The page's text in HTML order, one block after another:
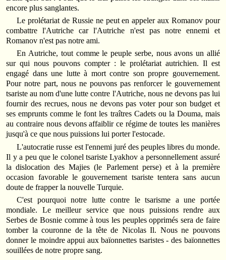
encore plus sanglantes.
Le prolétariat de Russie ne peut en appeler aux Romanov pour
combattre l'Autriche car l'Autriche n'est pas notre ennemi et
Romanov n'est pas notre ami.
En Autriche, tout comme le peuple serbe, nous avons un allié
sur qui nous pouvons compter : le prolétariat autrichien. Il est
engagé dans une lutte à mort contre son propre gouvernement.
Pour notre part, nous ne pouvons pas renforcer le gouvernement
tsariste au nom d'une lutte contre l'Autriche, nous ne devons pas lui
fournir des recrues, nous ne devons pas voter pour son budget et
ses emprunts comme le font les traîtres Cadets ou la Douma, mais
au contraire nous devons affaiblir ce régime de toutes les manières
jusqu'à ce que nous puissions lui porter l'estocade.
L'autocratie russe est l'ennemi juré des peuples libres du monde.
Il y a peu que le colonel tsariste Lyakhov a personnellement assuré
la dislocation des Majies (le Parlement perse) et à la première
occasion favorable le gouvernement tsariste tentera sans aucun
doute de frapper la nouvelle Turquie.
C'est pourquoi notre lutte contre le tsarisme a une portée
mondiale. Le meilleur service que nous puissions rendre aux
Serbes de Bosnie comme à tous les peuples opprimés sera de faire
tomber la couronne de la tête de Nicolas Il. Nous ne pouvons
donner le moindre appui aux baïonnettes tsaristes - des baïonnettes
souillées de notre propre sang.